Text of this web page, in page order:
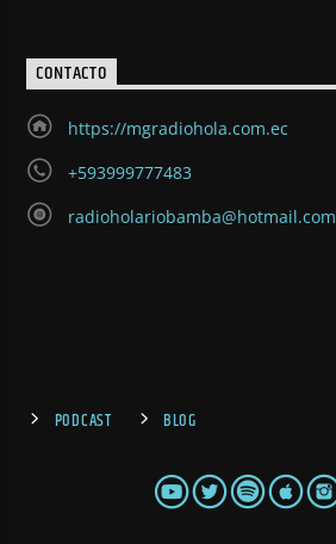
CONTACTO
https://mgradiohola.com.ec
+593999777483
radioholariobamba@hotmail.com
PODCAST BLOG